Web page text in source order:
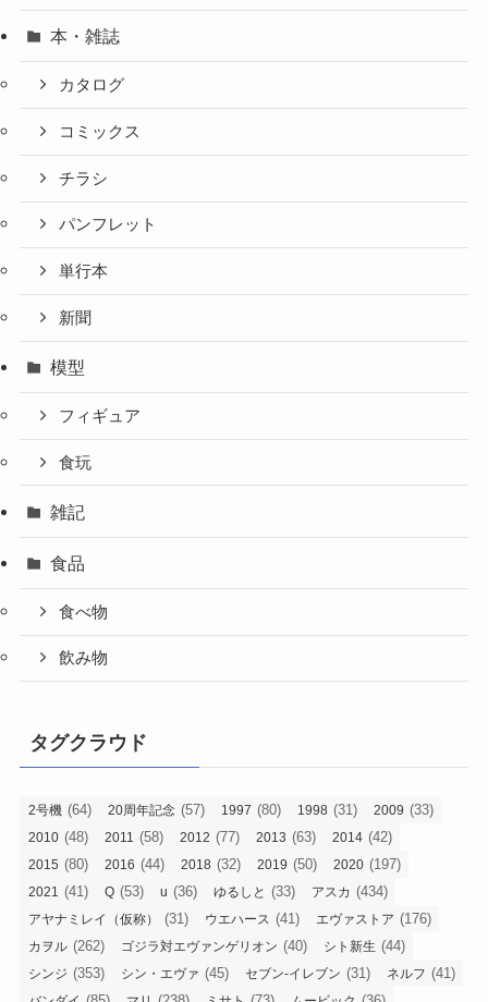
本・雑誌
カタログ
コミックス
チラシ
パンフレット
単行本
新聞
模型
フィギュア
食玩
雑記
食品
食べ物
飲み物
タグクラウド
2号機 (64) 20周年記念 (57) 1997 (80) 1998 (31) 2009 (33)
2010 (48) 2011 (58) 2012 (77) 2013 (63) 2014 (42)
2015 (80) 2016 (44) 2018 (32) 2019 (50) 2020 (197)
2021 (41) Q (53) u (36) ゆるしと (33) アスカ (434)
アヤナミレイ（仮称） (31) ウエハース (41) エヴァストア (176)
カヲル (262) ゴジラ対エヴァンゲリオン (40) シト新生 (44)
シンジ (353) シン・エヴァ (45) セブン-イレブン (31) ネルフ (41)